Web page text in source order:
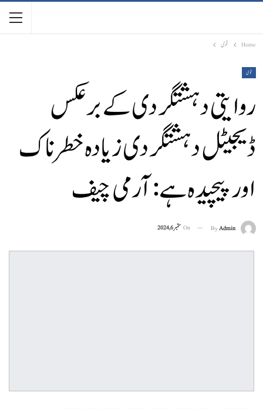
Home قومی
قومی
روایتی دہشتگردی کے برعکس
ڈیجیٹل دہشتگردی زیادہ خطرناک
اور پیچیدہ ہے: آرمی چیف
ByAdmin
On ستمبر 6, 2024